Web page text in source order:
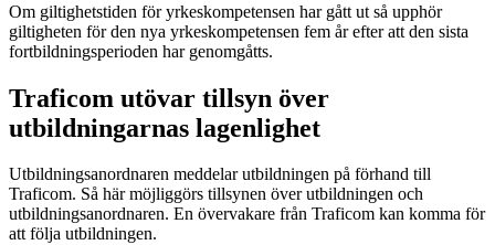
Om giltighetstiden för yrkeskompetensen har gått ut så upphör
giltigheten för den nya yrkeskompetensen fem år efter att den sista
fortbildningsperioden har genomgåtts.
Traficom utövar tillsyn över
utbildningarnas lagenlighet
Utbildningsanordnaren meddelar utbildningen på förhand till
Traficom. Så här möjliggörs tillsynen över utbildningen och
utbildningsanordnaren. En övervakare från Traficom kan komma för
att följa utbildningen.